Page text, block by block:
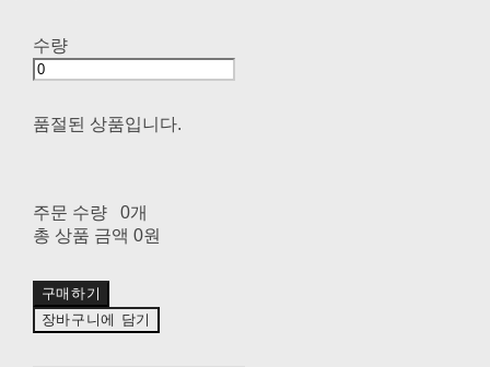
수량
품절된 상품입니다.
주문 수량
0개
총 상품 금액 0원
구매하기
장바구니에 담기